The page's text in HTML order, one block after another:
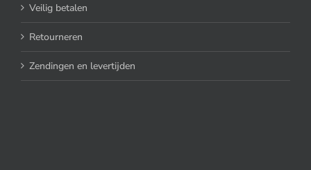
Veilig betalen
Retourneren
Zendingen en levertijden